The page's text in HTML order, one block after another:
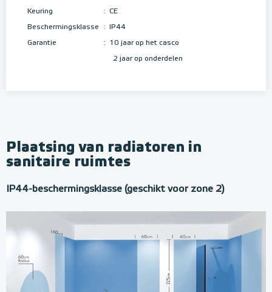
Keuring : CE
Beschermingsklasse : IP44
Garantie : 10 jaar op het casco
2 jaar op onderdelen
Plaatsing van radiatoren in
sanitaire ruimtes
IP44-beschermingsklasse (geschikt voor zone 2)